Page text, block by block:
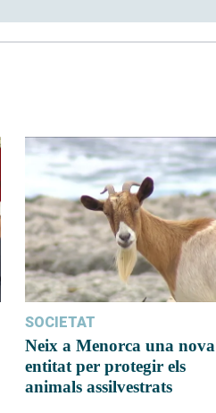
SOCIETAT
Neix a Menorca una nova
entitat per protegir els
animals assilvestrats